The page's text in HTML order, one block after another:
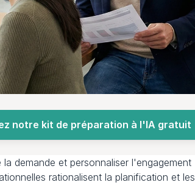
notre kit de préparation à l'IA gratuit
demande et personnaliser l'engagement
rationalisent la planification et les